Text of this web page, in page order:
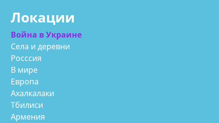
Локации
Война в Украине
Села и деревни
Росссия
В мире
Европа
Ахалкалаки
Тбилиси
Армения